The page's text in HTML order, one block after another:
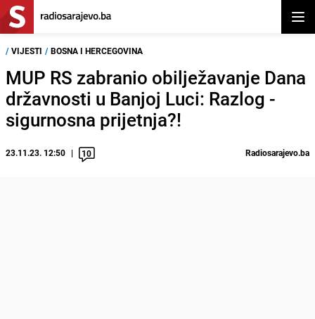
/ VIJESTI / BOSNA I HERCEGOVINA
MUP RS zabranio obilježavanje Dana
državnosti u Banjoj Luci: Razlog -
sigurnosna prijetnja?!
23.11.23. 12:50 10 Radiosarajevo.ba